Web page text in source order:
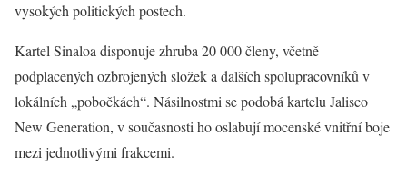
vysokých politických postech.
Kartel Sinaloa disponuje zhruba 20 000 členy, včetně
podplacených ozbrojených složek a dalších spolupracovníků v
lokálních „pobočkách“. Násilnostmi se podobá kartelu Jalisco
New Generation, v současnosti ho oslabují mocenské vnitřní boje
mezi jednotlivými frakcemi.